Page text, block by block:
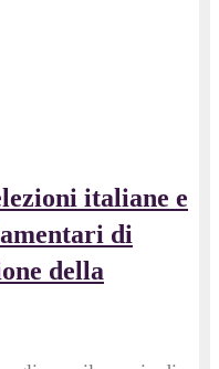
italiane e
di
della